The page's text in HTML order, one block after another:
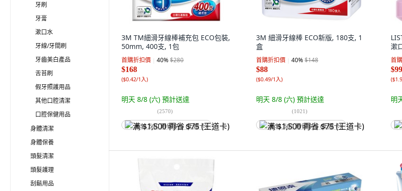
牙刷
牙膏
漱口水
牙線/牙間刷
牙齒美白產品
舌苔刷
假牙照護用品
其他口腔清潔
口腔保健用品
身體清潔
身體保養
頭髮清潔
頭髮護理
刮鬍用品
3M TM細滑牙線棒補充包 ECO包裝,
50mm, 400支, 1包
首購折扣價 40%$280
$168
($0.42/1入)
明天 8/8 (六) 預計送達
(2570)
满 $1,500 再省 $75 (王道卡)
3M 細滑牙線棒 ECO新版, 180支, 1
盒
首購折扣價 40%$148
$88
($0.49/1入)
明天 8/8 (六) 預計送達
(1021)
满 $1,500 再省 $75 (王道卡)
漱
首
$99
(
明